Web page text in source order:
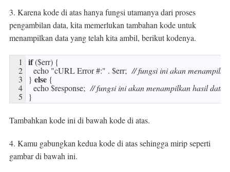
3. Karena kode di atas hanya fungsi utamanya dari proses
pengambilan data, kita memerlukan tambahan kode untuk
menampilkan data yang telah kita ambil, berikut kodenya.
1
2
3
4
5
if($err) {
echo "cURL Error #:" . $err; // fungsi ini akan
} else {
echo$response; // fungsi ini akan menampilkan hasil data
}
Tambahkan kode ini di bawah kode di atas.
4. Kamu gabungkan kedua kode di atas sehingga mirip seperti
gambar di bawah ini.